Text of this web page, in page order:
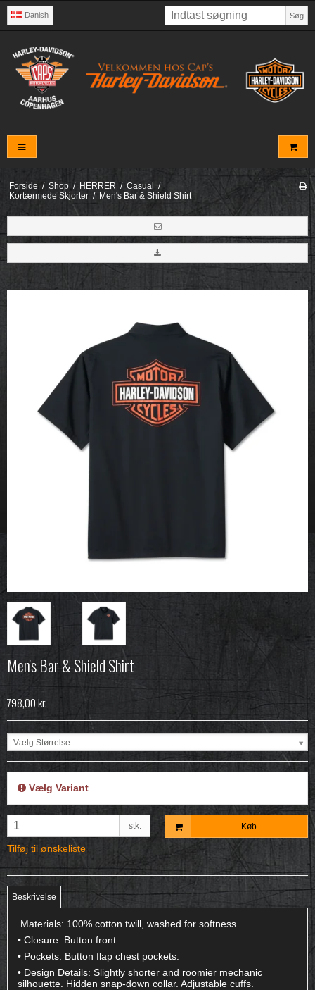
Danish Søg
Forside / Shop / HERRER / Casual
/
Kortærmede Skjorter / Men's Bar & Shield Shirt
Men's Bar & Shield Shirt
798,00 kr.
Vælg Størrelse
Vælg Variant
stk. Køb
Tilføj til ønskeliste
Beskrivelse
Materials: 100% cotton twill, washed for softness.
• Closure: Button front.
• Pockets: Button flap chest pockets.
• Design Details: Slightly shorter and roomier mechanic
silhouette. Hidden snap-down collar. Adjustable cuffs.